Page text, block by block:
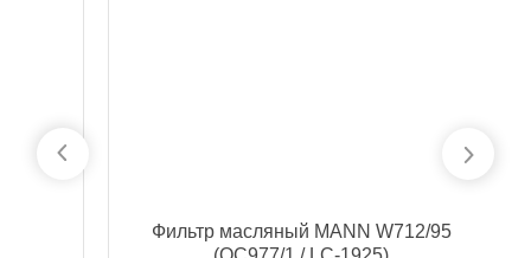
Фильтр масляный MANN W712/95